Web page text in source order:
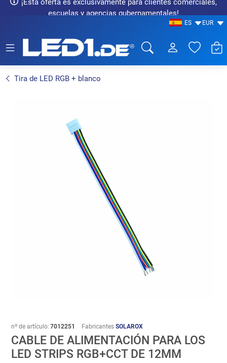
¡Esta oferta es exclusivamente para clientes comerciales,
escuelas y agencias gubernamentales!
ES EUR
Tira de LED RGB + blanco
nº de artículo: 7012251 Fabricantes SOLAROX
CABLE DE ALIMENTACIÓN PARA LOS
LED STRIPS RGB+CCT DE 12MM